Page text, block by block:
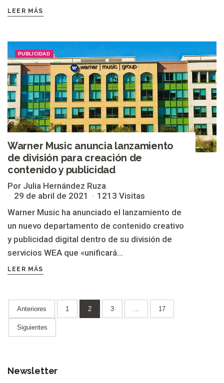
LEER MÁS
PUBLICIDAD
Warner Music anuncia lanzamiento
de división para creación de
contenido y publicidad
Por Julia Hernández Ruza
29 de abril de 2021
1213 Visitas
Warner Music ha anunciado el lanzamiento de
un nuevo departamento de contenido creativo
y publicidad digital dentro de su división de
servicios WEA que «unificará...
LEER MÁS
Paginación
de
Anteriores 1 2 3 … 17
Siguientes
Newsletter